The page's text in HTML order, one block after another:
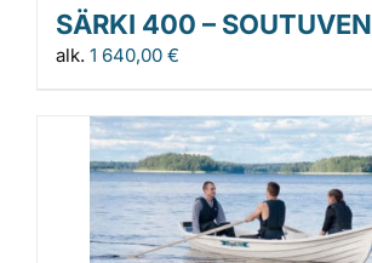
SÄRKI 400 –
alk. 1 640,00 €